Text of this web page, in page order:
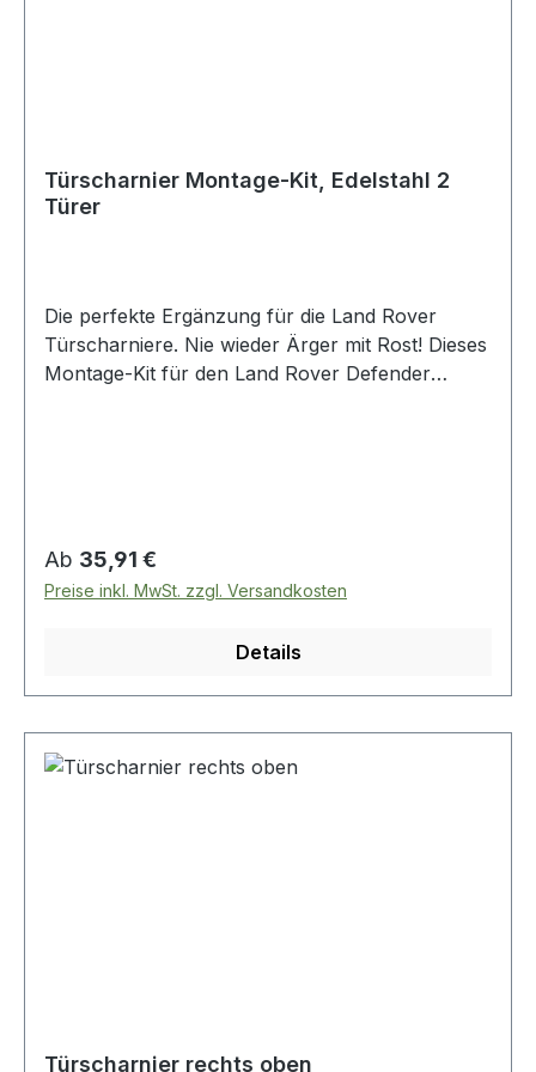
Türscharnier Montage-Kit, Edelstahl 2
Türer
Die perfekte Ergänzung für die Land Rover
Türscharniere. Nie wieder Ärger mit Rost! Dieses
Montage-Kit für den Land Rover Defender
Regulärer Preis:
Ab 35,91 €
Preise inkl. MwSt. zzgl. Versandkosten
Details
Türscharnier rechts oben